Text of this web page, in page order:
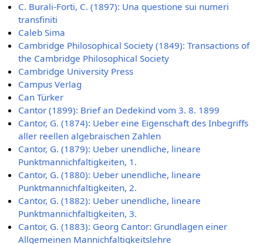
C. Burali-Forti, C. (1897): Una questione sui numeri
transfiniti
Caleb Sima
Cambridge Philosophical Society (1849): Transactions of
the Cambridge Philosophical Society
Cambridge University Press
Campus Verlag
Can Türker
Cantor (1899): Brief an Dedekind vom 3. 8. 1899
Cantor, G. (1874): Ueber eine Eigenschaft des Inbegriffs
aller reellen algebraischen Zahlen
Cantor, G. (1879): Ueber unendliche, lineare
Punktmannichfaltigkeiten, 1.
Cantor, G. (1880): Ueber unendliche, lineare
Punktmannichfaltigkeiten, 2.
Cantor, G. (1882): Ueber unendliche, lineare
Punktmannichfaltigkeiten, 3.
Cantor, G. (1883): Georg Cantor: Grundlagen einer
Allgemeinen Mannichfaltigkeitslehre